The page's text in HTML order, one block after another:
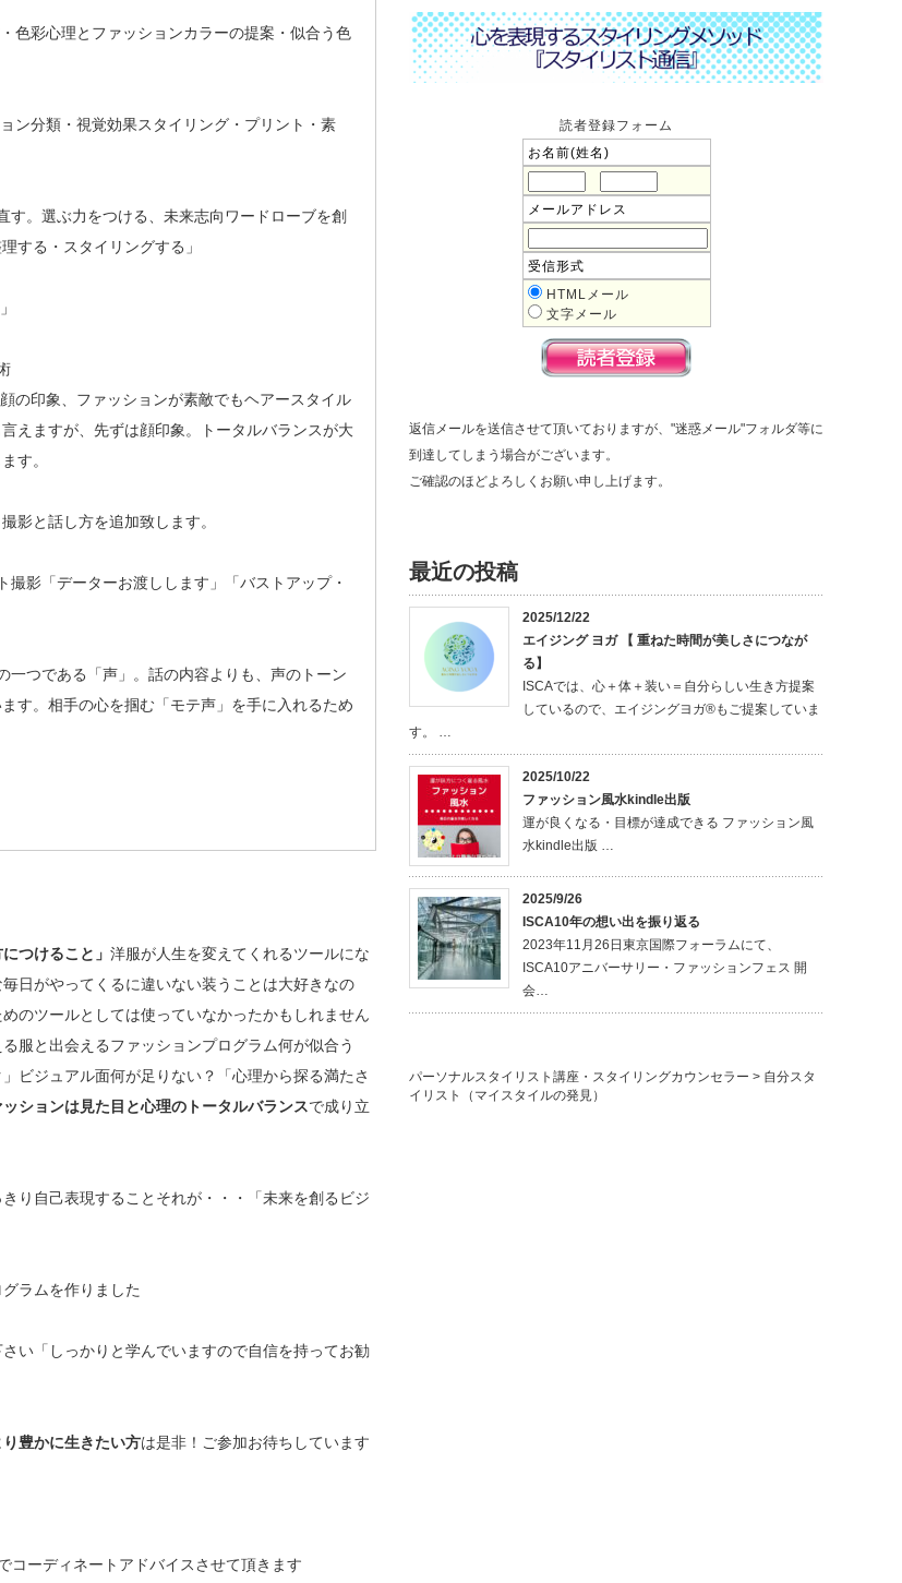
彩心理とファッションカラーの提案・似合う色
分類・視覚効果スタイリング・プリント・素
。選ぶ力をつける、未来志向ワードローブを創
する・スタイリングする」
印象、ファッションが素敵でもヘアースタイル
えますが、先ずは顔印象。トータルバランスが大
す。
影と話し方を追加致します。
影「データーお渡しします」「バストアップ・
つである「声」。話の内容よりも、声のトーン
す。相手の心を掴む「モテ声」を手に入れるため
つけること」 洋服が人生を変えてくれるツールにな
日がやってくるに違いない装うことは大好きなの
のツールとしては使っていなかったかもしれません
服と出会えるファッションプログラム何が似合う
ビジュアル面何が足りない？「心理から探る満たさ
ッションは見た目と心理のトータルバランスで成り立
り自己表現することそれが・・・「未来を創るビジ
ラムを作りました
い「しっかりと学んでいますので自信を持ってお勧
豊かに生きたい方は是非！ご参加お待ちしています
ーディネートアドバイスさせて頂きます
読者登録フォーム
お名前(姓名)
メールアドレス
受信形式
HTMLメール
文字メール
返信メールを送信させて頂いておりますが、"迷惑メール"フォルダ等に
到達してしまう場合がございます。
ご確認のほどよろしくお願い申し上げます。
最近の投稿
2025/12/22
エイジング ヨガ 【 重ねた時間が美しさにつなが
る】
ISCAでは、心＋体＋装い＝自分らしい生き方提案
しているので、エイジングヨガ®もご提案していま
す。 …
2025/10/22
ファッション風水kindle出版
運が良くなる・目標が達成できる ファッション風
水kindle出版 …
2025/9/26
ISCA10年の想い出を振り返る
2023年11月26日東京国際フォーラムにて、
ISCA10アニバーサリー・ファッションフェス 開
会…
パーソナルスタイリスト講座・スタイリングカウンセラー > 自分スタ
イリスト（マイスタイルの発見）